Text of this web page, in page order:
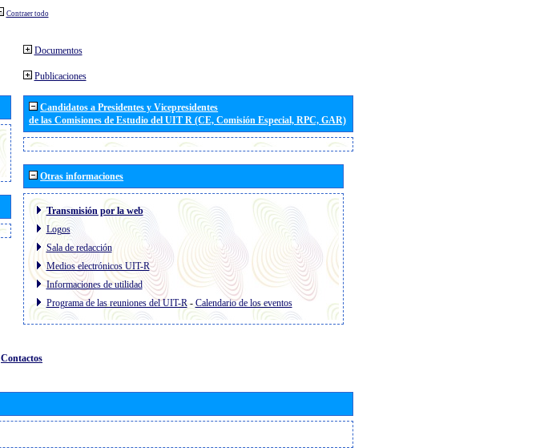
Contraer todo
Documentos
Publicaciones
Candidatos a Presidentes y Vicepresidentes
de las Comisiones de Estudio del UIT R (CE, Comisión Especial, RPC, GAR)
Otras informaciones
Transmisión por la web
Logos
Sala de redacción
Medios electrónicos UIT-R
Informaciones de utilidad
Programa de las reuniones del UIT-R- Calendario de los eventos
Contactos